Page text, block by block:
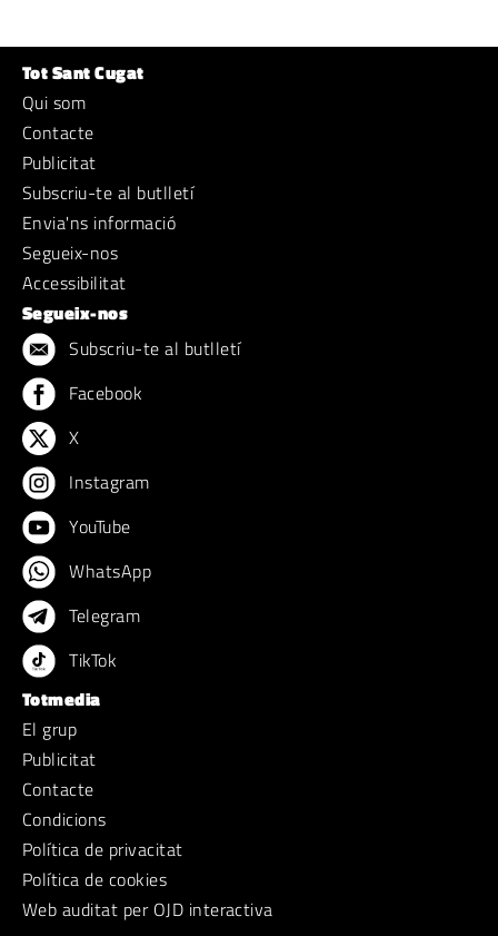
Tot Sant Cugat
Qui som
Contacte
Publicitat
Subscriu-te al butlletí
Envia'ns informació
Segueix-nos
Accessibilitat
Segueix-nos
Subscriu-te al butlletí
Facebook
X
Instagram
YouTube
WhatsApp
Telegram
TikTok
Totmedia
El grup
Publicitat
Contacte
Condicions
Política de privacitat
Política de cookies
Web auditat per OJD interactiva